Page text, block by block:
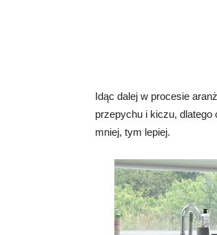
Idąc dalej w procesie
przepychu i kiczu,
mniej, tym lepiej.